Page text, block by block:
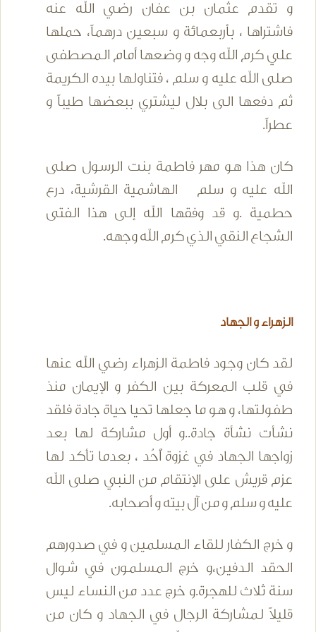
و تقدم عثمان بن عفان رضي الله عنه
فاشتراها ، بأربعمائة و سبعين درهماً، حملها
علي كرم الله وجه و وضعها أمام المصطفى
صلى الله عليه و سلم ، فتناولها بيده الكريمة
ثم دفعها الى بلال ليشتري ببعضها طيباً و
عطراً.
كان هذا هو مهر فاطمة بنت الرسول صلى
الله عليه و سلم الهاشمية القرشية، درع
حطمية .و قد وفقها الله إلى هذا الفتى
الشجاع النقي الذي كرم الله وجهه.
الزهراء و الجهاد
لقد كان وجود فاطمة الزهراء رضي الله عنها
في قلب المعركة بين الكفر و الإيمان منذ
طفولتها، و هو ما جعلها تحيا حياة جادة فلقد
نشأت نشأة جادة..و أول مشاركة لها بعد
زواجها الجهاد في غزوة أُحُد ، بعدما تأكد لها
عزم قريش على الإنتقام من النبي صلى الله
عليه و سلم و من آل بيته و أصحابه.
و خرج الكفار للقاء المسلمين و في صدورهم
الحقد الدفين،و خرج المسلمون في شوال
سنة ثلاث للهجرة.و خرج عدد من النساء ليس
قليلاً لمشاركة الرجال في الجهاد و كان من